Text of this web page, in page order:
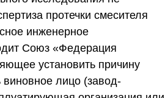
протечки смесителя
инженерное
Союз «Федерация
установить причину
виновное лицо (завод-